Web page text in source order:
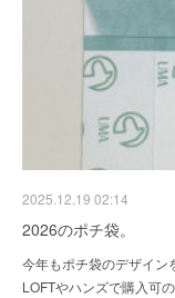
2025.12.19 02:14
2026のポチ袋。
今年もポチ袋のデザイン
LOFTやハンズで購入可